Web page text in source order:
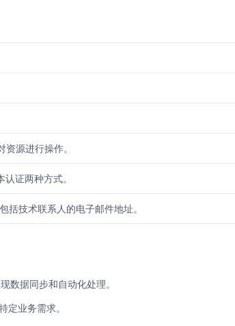
源进行操作。
证两种方式。
技术联系人的电子邮件地址。
数据同步和自动化处理。
业务需求。